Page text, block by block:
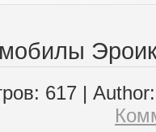
617 | Author: